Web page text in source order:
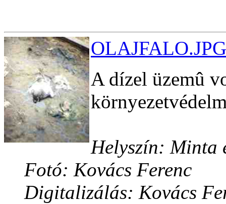
A dízel üzemû
Helyszín: Minta
Fotó: Kovács Ferenc
Digitalizálás: Kovács